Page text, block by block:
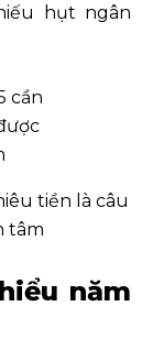
hụt ngân
tiền là câu
tâm
năm